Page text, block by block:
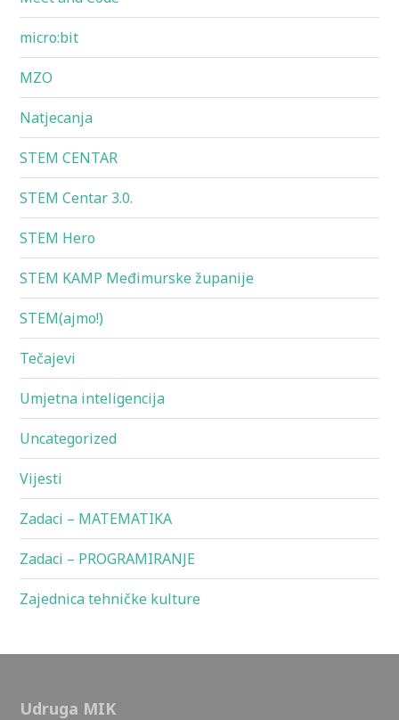
micro:bit
MZO
Natjecanja
STEM CENTAR
STEM Centar 3.0.
STEM Hero
STEM KAMP Međimurske županije
STEM(ajmo!)
Tečajevi
Umjetna inteligencija
Uncategorized
Vijesti
Zadaci – MATEMATIKA
Zadaci – PROGRAMIRANJE
Zajednica tehničke kulture
Udruga MIK